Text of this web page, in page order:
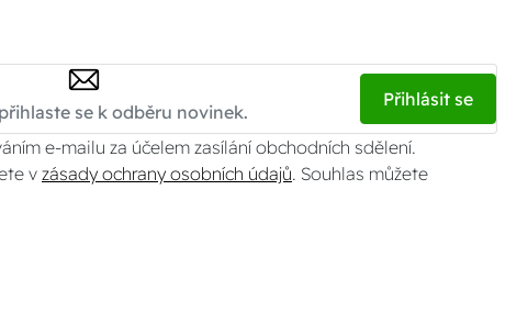
Přihlásit se
e-mailu za účelem zasílání obchodních sdělení.
vzásady ochrany osobních údajů. Souhlas můžete